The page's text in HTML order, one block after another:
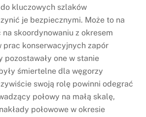
kluczowych szlaków
je bezpiecznymi. Może to na
skoordynowaniu z okresem
prac konserwacyjnych zapór
pozostawały one w stanie
śmiertelne dla węgorzy
swoją rolę powinni odegrać
połowy na małą skalę,
połowowe w okresie